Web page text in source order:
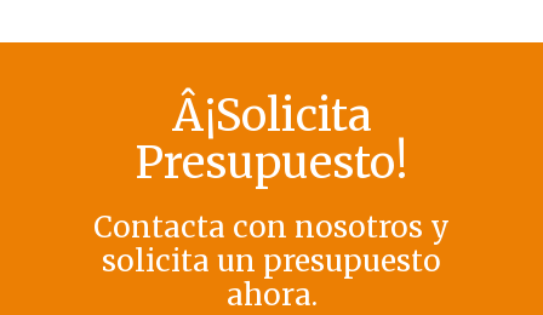
Â¡Solicita
Presupuesto!
Contacta con nosotros y
solicita un presupuesto
ahora.